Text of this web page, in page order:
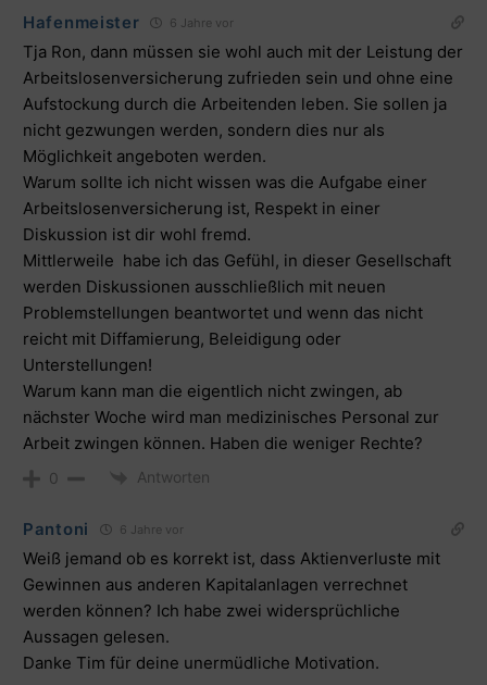
Hafenmeister 6 Jahre vor
Tja Ron, dann müssen sie wohl auch mit der Leistung der
Arbeitslosenversicherung zufrieden sein und ohne eine
Aufstockung durch die Arbeitenden leben. Sie sollen ja
nicht gezwungen werden, sondern dies nur als
Möglichkeit angeboten werden.
Warum sollte ich nicht wissen was die Aufgabe einer
Arbeitslosenversicherung ist, Respekt in einer
Diskussion ist dir wohl fremd.
Mittlerweile habe ich das Gefühl, in dieser Gesellschaft
werden Diskussionen ausschließlich mit neuen
Problemstellungen beantwortet und wenn das nicht
reicht mit Diffamierung, Beleidigung oder
Unterstellungen!
Warum kann man die eigentlich nicht zwingen, ab
nächster Woche wird man medizinisches Personal zur
Arbeit zwingen können. Haben die weniger Rechte?
0 Antworten
Pantoni 6 Jahre vor
Weiß jemand ob es korrekt ist, dass Aktienverluste mit
Gewinnen aus anderen Kapitalanlagen verrechnet
werden können? Ich habe zwei widersprüchliche
Aussagen gelesen.
Danke Tim für deine unermüdliche Motivation.